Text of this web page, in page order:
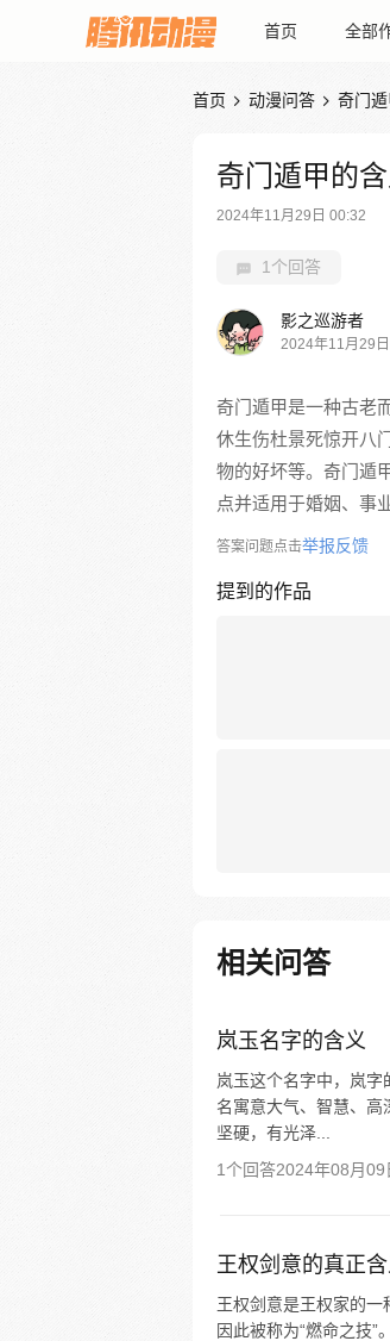
首页 全部
首页  动漫问答  奇门
奇门遁甲的
2024年11月29日 00:32
1个回答
影之巡游者
2024年11月29
奇门遁甲是一种古老
休生伤杜景死惊开八
物的好坏等。奇门遁
点并适用于婚姻、事
答案问题点击举报反馈
提到的作品
相关问答
岚玉名字的含义
岚玉这个名字中，岚
名寓意大气、智慧、
坚硬，有光泽...
1个回答2024年08月09
王权剑意的真正
王权剑意是王权家的一
因此被称为“燃命之技